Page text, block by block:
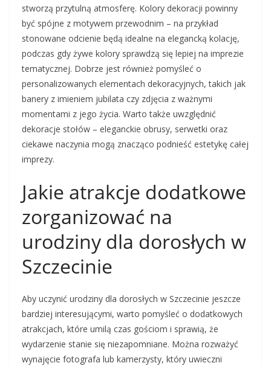
stworzą przytulną atmosferę. Kolory dekoracji powinny
być spójne z motywem przewodnim – na przykład
stonowane odcienie będą idealne na elegancką kolację,
podczas gdy żywe kolory sprawdzą się lepiej na imprezie
tematycznej. Dobrze jest również pomyśleć o
personalizowanych elementach dekoracyjnych, takich jak
banery z imieniem jubilata czy zdjęcia z ważnymi
momentami z jego życia. Warto także uwzględnić
dekoracje stołów – eleganckie obrusy, serwetki oraz
ciekawe naczynia mogą znacząco podnieść estetykę całej
imprezy.
Jakie atrakcje dodatkowe
zorganizować na
urodziny dla dorosłych w
Szczecinie
Aby uczynić urodziny dla dorosłych w Szczecinie jeszcze
bardziej interesującymi, warto pomyśleć o dodatkowych
atrakcjach, które umilą czas gościom i sprawią, że
wydarzenie stanie się niezapomniane. Można rozważyć
wynajęcie fotografa lub kamerzysty, który uwieczni